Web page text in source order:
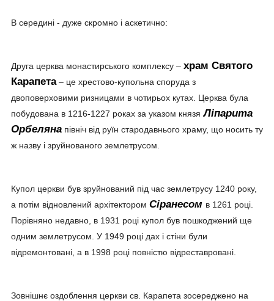
В середині - дуже скромно і аскетично:
Друга церква монастирського комплексу – храм Святого
Карапета– це хрестово-купольна споруда з
двоповерховими ризницами в чотирьох кутах. Церква була
побудована в 1216-1227 роках за указом князя Ліпарита
Орбеляна північ від руїн стародавнього храму, що носить ту
ж назву і зруйнованого землетрусом.
Купол церкви був зруйнований під час землетрусу 1240 року,
а потім відновлений архітектором Сіранесом в 1261 році.
Порівняно недавно, в 1931 році купол був пошкоджений ще
одним землетрусом. У 1949 році дах і стіни були
відремонтовані, а в 1998 році повністю відреставровані.
Зовнішнє оздоблення церкви св. Карапета зосереджено на